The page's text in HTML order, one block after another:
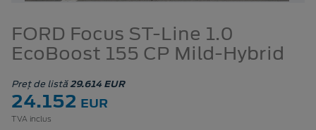
FORD Focus ST-Line 1.0
EcoBoost 155 CP Mild-Hybrid
Preț de listă29.614 EUR
24.152 EUR
TVA inclus